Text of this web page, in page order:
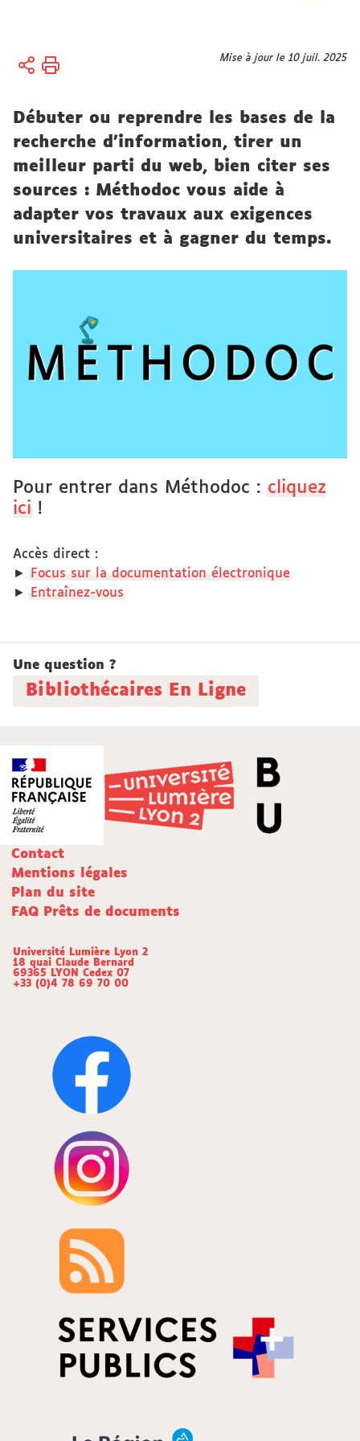
Vous
Accueil
Pour la
licence et
le master
Mise à jour le 10 juil. 2025
Débuter ou reprendre les bases de la
recherche d'information, tirer un
meilleur parti du web, bien citer ses
sources : Méthodoc vous aide à
adapter vos travaux aux exigences
universitaires et à gagner du temps.
Pour entrer dans Méthodoc : cliquez
ici !
Accès direct :
►
Focus sur la documentation électronique
►
Entraînez-vous
Une question ?
Bibliothécaires En Ligne
Contact
Mentions légales
Plan du site
FAQ Prêts de documents
Université Lumière Lyon 2
18 quai Claude Bernard
69365 LYON Cedex 07
+33 (0)4 78 69 70 00